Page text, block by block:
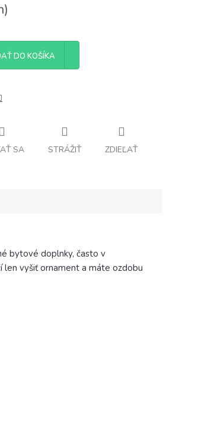
DO KOŠÍKA
SA STRÁŽIŤ ZDIEĽAŤ
bytové doplnky, často v
len vyšiť ornament a máte ozdobu